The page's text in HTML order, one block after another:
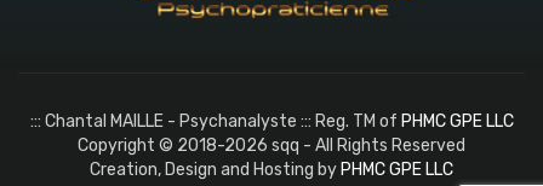
::: Chantal MAILLE - Psychanalyste ::: Reg. TM of PHMC GPE LLC
Copyright © 2018-2026 sqq - All Rights Reserved
Creation, Design and Hosting by PHMC GPE LLC